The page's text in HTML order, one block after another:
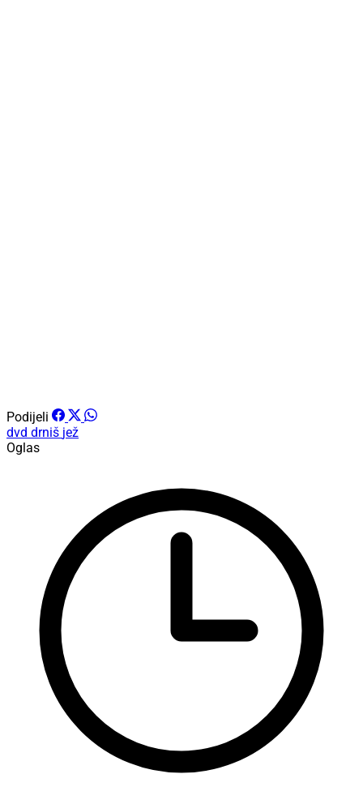
Podijeli
dvd drniš jež
Oglas